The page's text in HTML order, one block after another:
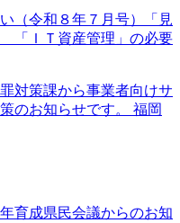
（令和８年７月号）「見
「ＩＴ資産管理」の必要
対策課から事業者向けサ
のお知らせです。 福岡
育成県民会議からのお知